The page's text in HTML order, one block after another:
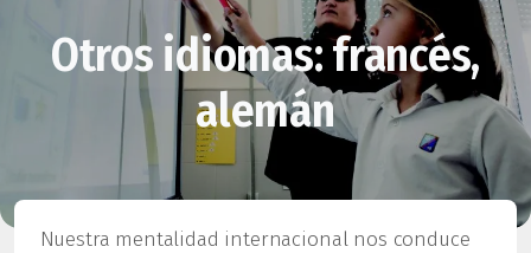
Otros idiomas: francés,
alemán
Nuestra mentalidad internacional nos conduce